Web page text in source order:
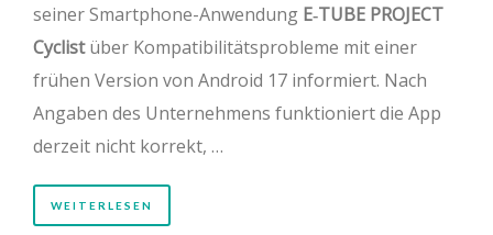
seiner Smartphone-Anwendung E‑TUBE PROJECT
Cyclistüber Kompatibilitätsprobleme mit einer
frühen Version von Android 17 informiert. Nach
Angaben des Unternehmens funktioniert die App
derzeit nicht korrekt, …
WEITERLESEN